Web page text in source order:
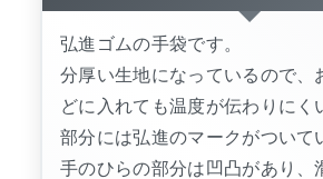
弘進ゴムの手袋です。
分厚い生地になっているので、
どに入れても温度が伝わりにく
部分には弘進のマークがついて
手のひらの部分は凹凸があり、